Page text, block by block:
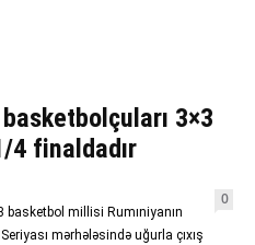
3×3
4 finaldadır
0
basketbol millisi Rumıniyanın
mərhələsində uğurla çıxış